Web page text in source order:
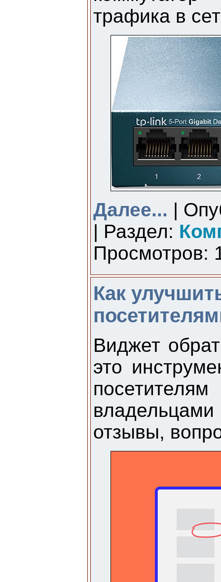
трафика в
Далее... |
| Раздел:
Просмотров:
Как
Виджет
это
владельцами
отзывы,